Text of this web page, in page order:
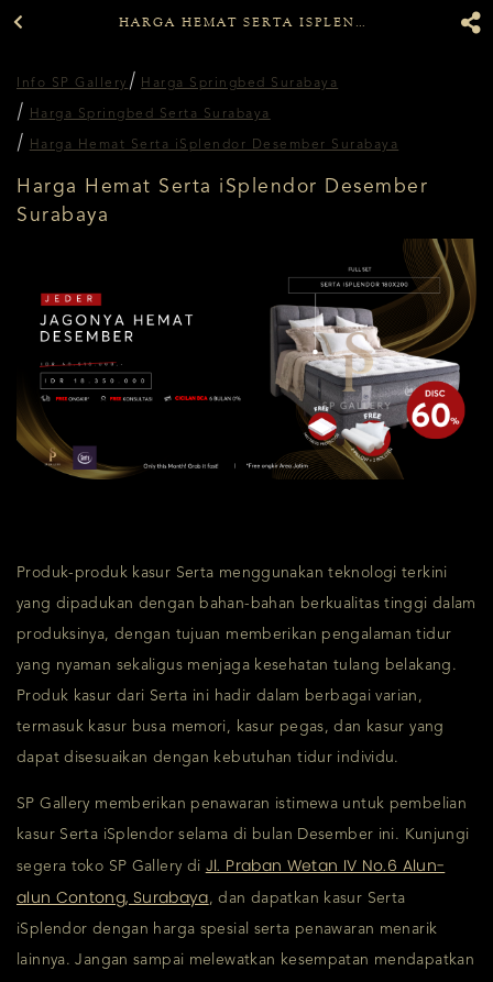
HARGA HEMAT SERTA ISPLENDOR DESEMBER SURABAYA
Info SP Gallery Harga Springbed Surabaya
Harga Springbed Serta Surabaya
Harga Hemat Serta iSplendor Desember Surabaya
Harga Hemat Serta iSplendor Desember
Surabaya
Produk-produk kasur Serta menggunakan teknologi terkini
yang dipadukan dengan bahan-bahan berkualitas tinggi dalam
produksinya, dengan tujuan memberikan pengalaman tidur
yang nyaman sekaligus menjaga kesehatan tulang belakang.
Produk kasur dari Serta ini hadir dalam berbagai varian,
termasuk kasur busa memori, kasur pegas, dan kasur yang
dapat disesuaikan dengan kebutuhan tidur individu.
SP Gallery memberikan penawaran istimewa untuk pembelian
kasur Serta iSplendor selama di bulan Desember ini. Kunjungi
segera toko SP Gallery di Jl. Praban Wetan IV No.6 Alun-
alun Contong, Surabaya, dan dapatkan kasur Serta
iSplendor dengan harga spesial serta penawaran menarik
lainnya. Jangan sampai melewatkan kesempatan mendapatkan